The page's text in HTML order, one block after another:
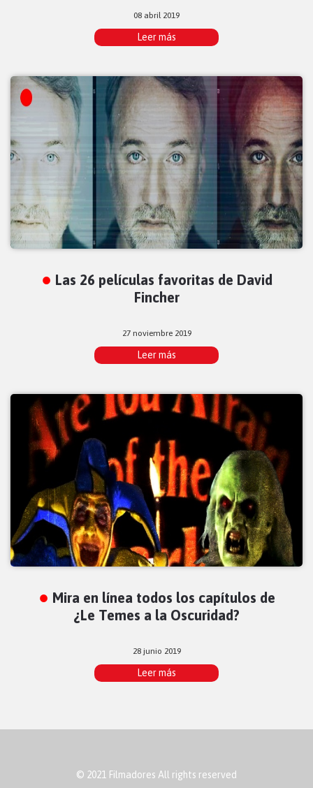
08 abril 2019
Leer más
Las 26 películas favoritas de David
Fincher
27 noviembre 2019
Leer más
Mira en línea todos los capítulos de
¿Le Temes a la Oscuridad?
28 junio 2019
Leer más
© 2021 Filmadores All rights reserved